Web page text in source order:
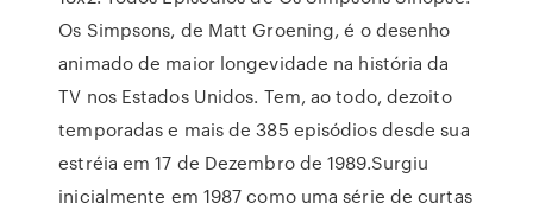
Os Simpsons, de Matt Groening, é o desenho
animado de maior longevidade na história da
TV nos Estados Unidos. Tem, ao todo, dezoito
temporadas e mais de 385 episódios desde sua
estréia em 17 de Dezembro de 1989.Surgiu
inicialmente em 1987 como uma série de curtas